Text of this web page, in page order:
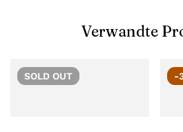
Verwandte
SOLD OUT -